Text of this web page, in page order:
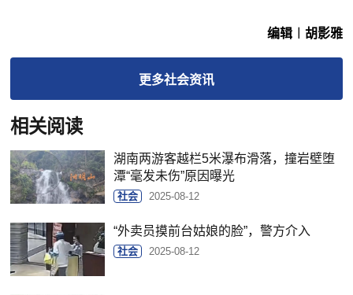
编辑︱胡影雅
更多社会资讯
相关阅读
湖南两游客越栏5米瀑布滑落，撞岩壁堕
潭“毫发未伤”原因曝光
社会 2025-08-12
“外卖员摸前台姑娘的脸”，警方介入
社会 2025-08-12